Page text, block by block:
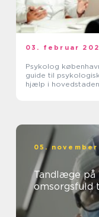
03. februar
Psykolog
guide til
hjælp i hovedstaden
05.
Tandlæge på
omsorgsfuld